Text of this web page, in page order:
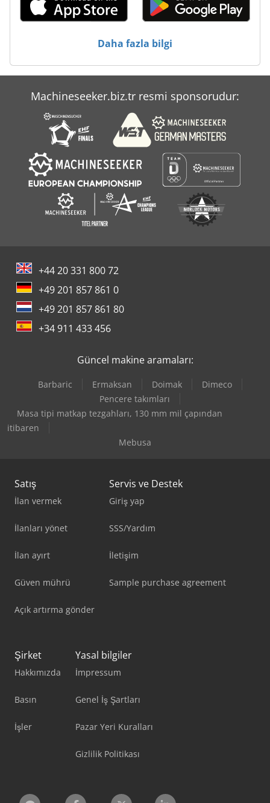
Daha fazla bilgi
Machineseeker.biz.tr resmi sponsorudur:
+44 20 331 800 72
+49 201 857 861 0
+49 201 857 861 80
+34 911 433 456
Güncel makine aramaları:
Barbaric Ermaksan Doimak
Dimeco
Pencere takımları
Masa tipi matkap tezgahları, 130 mm mil çapından
itibaren
Mebusa
Satış
İlan vermek
İlanları yönet
İlan ayırt
Güven mührü
Açık artırma gönder
Servis ve Destek
Giriş yap
SSS/Yardım
İletişim
Sample purchase agreement
Şirket
Hakkımızda
Basın
İşler
Yasal bilgiler
İmpressum
Genel İş Şartları
Pazar Yeri Kuralları
Gizlilik Politikası